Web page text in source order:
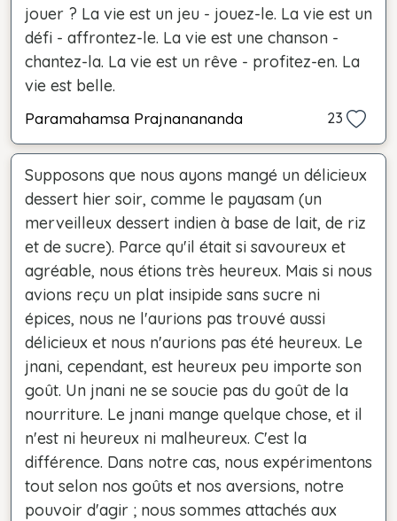
jouer ? La vie est un jeu - jouez-le. La vie est un
défi - affrontez-le. La vie est une chanson -
chantez-la. La vie est un rêve - profitez-en. La
vie est belle.
Paramahamsa Prajnanananda 23
Supposons que nous ayons mangé un délicieux
dessert hier soir, comme le payasam (un
merveilleux dessert indien à base de lait, de riz
et de sucre). Parce qu'il était si savoureux et
agréable, nous étions très heureux. Mais si nous
avions reçu un plat insipide sans sucre ni
épices, nous ne l'aurions pas trouvé aussi
délicieux et nous n'aurions pas été heureux. Le
jnani, cependant, est heureux peu importe son
goût. Un jnani ne se soucie pas du goût de la
nourriture. Le jnani mange quelque chose, et il
n'est ni heureux ni malheureux. C'est la
différence. Dans notre cas, nous expérimentons
tout selon nos goûts et nos aversions, notre
pouvoir d'agir ; nous sommes attachés aux